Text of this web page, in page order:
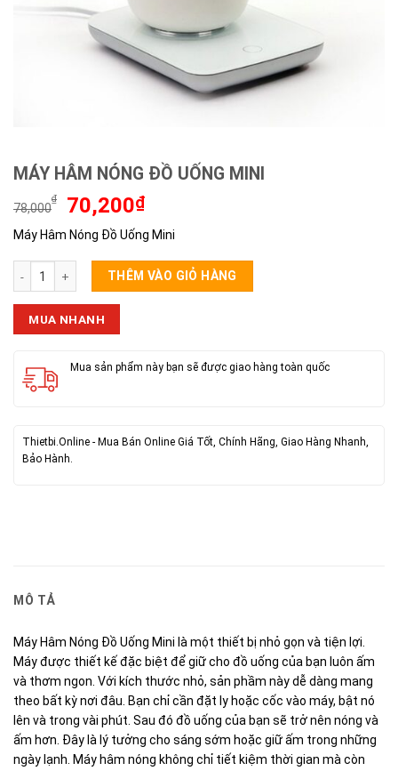
MÁY HÂM NÓNG ĐỒ UỐNG MINI
78,000
₫
Giá
gốc
là:
78,000₫.
70,200₫Giá
tại
là:
70,200₫.
Máy Hâm Nóng Đồ Uống Mini
MÁY HÂM NÓNG ĐỒ UỐNG MINI số lượng
THÊM VÀO GIỎ HÀNG
MUA NHANH
Mua sản phẩm này bạn sẽ được giao hàng toàn quốc
Thietbi.Online - Mua Bán Online Giá Tốt, Chính Hãng, Giao Hàng Nhanh,
Bảo Hành.
MÔ TẢ
Máy Hâm Nóng Đồ Uống Mini là một thiết bị nhỏ gọn và tiện lợi.
Máy được thiết kế đặc biệt để giữ cho đồ uống của bạn luôn ấm
và thơm ngon. Với kích thước nhỏ, sản phầm này dễ dàng mang
theo bất kỳ nơi đâu. Bạn chỉ cần đặt ly hoặc cốc vào máy, bật nó
lên và trong vài phút. Sau đó đồ uống của bạn sẽ trở nên nóng và
ấm hơn. Đây là lý tưởng cho sáng sớm hoặc giữ ấm trong những
ngày lạnh. Máy hâm nóng không chỉ tiết kiệm thời gian mà còn